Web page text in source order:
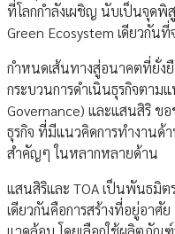
ที่โลกกำลังเผชิญ นับเป็นจุด
Green Ecosystem เดียวกัน
กำหนดเส้นทางสู่อนาคตที่ยั่ง
กระบวนการดำเนินธุรกิจตาม
Governance) และแสนสิริ ข
ธุรกิจ ที่มีแนวคิดการทำงานด้า
สำคัญๆ ในหลากหลายด้าน
แสนสิริและ TOA เป็นพันธมิ
เดียวกันคือการสร้างที่อยู่อาศั